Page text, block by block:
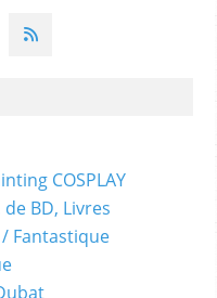
COSPLAY
BD, Livres
Fantastique